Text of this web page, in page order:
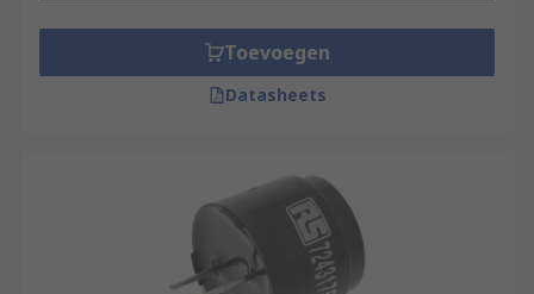
Toevoegen
Datasheets